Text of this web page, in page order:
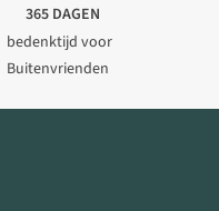
365 DAGEN
bedenktijd voor
Buitenvrienden